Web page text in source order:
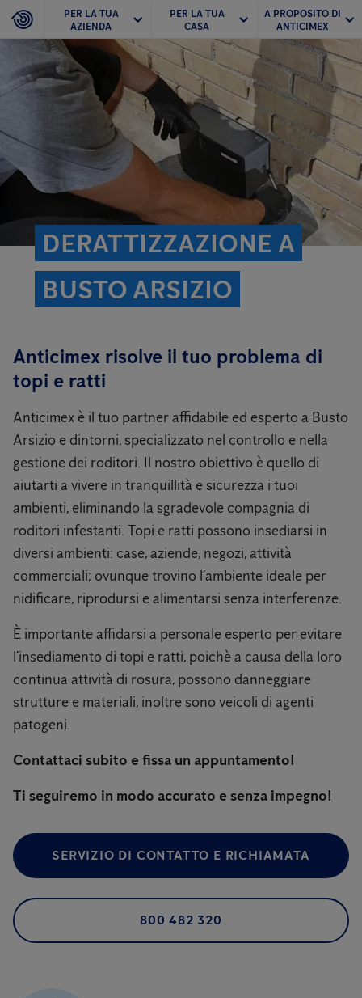
PER LA TUA
AZIENDA
PER LA TUA
CASA
A PROPOSITO DI
ANTICIMEX
DERATTIZZAZIONE A
BUSTO ARSIZIO
Anticimex risolve il tuo problema di
topi e ratti
Anticimex è il tuo partner affidabile ed esperto a Busto
Arsizio e dintorni, specializzato nel controllo e nella
gestione dei roditori. Il nostro obiettivo è quello di
aiutarti a vivere in tranquillità e sicurezza i tuoi
ambienti, eliminando la sgradevole compagnia di
roditori infestanti. Topi e ratti possono insediarsi in
diversi ambienti: case, aziende, negozi, attività
commerciali; ovunque trovino l’ambiente ideale per
nidificare, riprodursi e alimentarsi senza interferenze.
È importante affidarsi a personale esperto per evitare
l’insediamento di topi e ratti, poichè a causa della loro
continua attività di rosura, possono danneggiare
strutture e materiali, inoltre sono veicoli di agenti
patogeni.
Contattaci subito e fissa un appuntamento!
Ti seguiremo in modo accurato e senza impegno!
SERVIZIO DI CONTATTO E RICHIAMATA
800 482 320